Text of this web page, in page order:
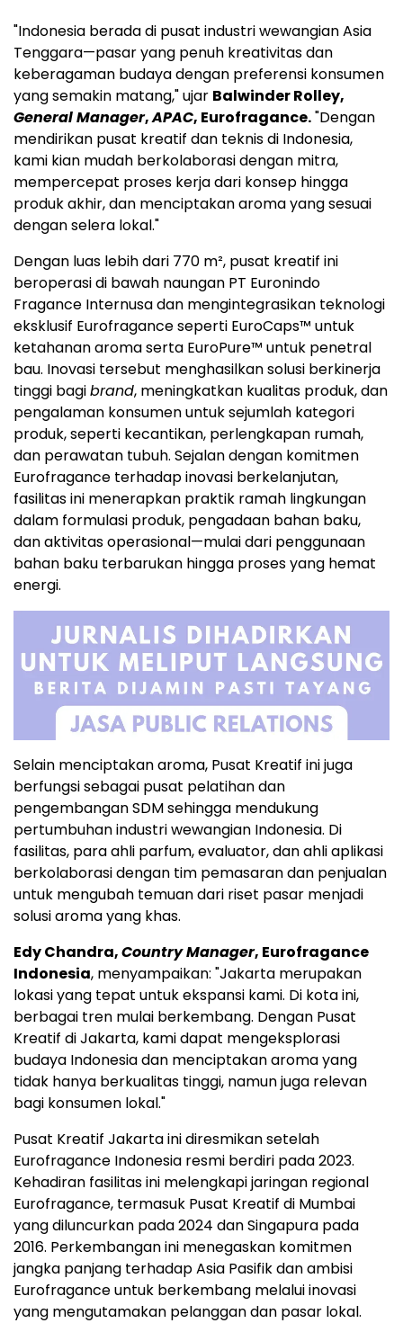
"Indonesia berada di pusat industri wewangian Asia
Tenggara—pasar yang penuh kreativitas dan
keberagaman budaya dengan preferensi konsumen
yang semakin matang," ujar Balwinder Rolley,
General Manager,APAC, Eurofragance."Dengan
mendirikan pusat kreatif dan teknis di Indonesia,
kami kian mudah berkolaborasi dengan mitra,
mempercepat proses kerja dari konsep hingga
produk akhir, dan menciptakan aroma yang sesuai
dengan selera lokal."
Dengan luas lebih dari 770 m², pusat kreatif ini
beroperasi di bawah naungan PT Euronindo
Fragance Internusa dan mengintegrasikan teknologi
eksklusif Eurofragance seperti EuroCaps™ untuk
ketahanan aroma serta EuroPure™ untuk penetral
bau. Inovasi tersebut menghasilkan solusi berkinerja
tinggi bagibrand, meningkatkan kualitas produk, dan
pengalaman konsumen untuk sejumlah kategori
produk, seperti kecantikan, perlengkapan rumah,
dan perawatan tubuh. Sejalan dengan komitmen
Eurofragance terhadap inovasi berkelanjutan,
fasilitas ini menerapkan praktik ramah lingkungan
dalam formulasi produk, pengadaan bahan baku,
dan aktivitas operasional—mulai dari penggunaan
bahan baku terbarukan hingga proses yang hemat
energi.
Selain menciptakan aroma, Pusat Kreatif ini juga
berfungsi sebagai pusat pelatihan dan
pengembangan SDM sehingga mendukung
pertumbuhan industri wewangian Indonesia. Di
fasilitas, para ahli parfum, evaluator, dan ahli aplikasi
berkolaborasi dengan tim pemasaran dan penjualan
untuk mengubah temuan dari riset pasar menjadi
solusi aroma yang khas.
Edy Chandra,Country Manager, Eurofragance
Indonesia, menyampaikan: "Jakarta merupakan
lokasi yang tepat untuk ekspansi kami. Di kota ini,
berbagai tren mulai berkembang. Dengan Pusat
Kreatif diJakarta, kami dapat mengeksplorasi
budaya Indonesiadan menciptakan aroma yang
tidak hanya berkualitas tinggi, namun juga relevan
bagi konsumen lokal."
Pusat Kreatif Jakarta ini diresmikan setelah
Eurofragance Indonesia resmi berdiri pada 2023.
Kehadiran fasilitas ini melengkapi jaringan regional
Eurofragance, termasuk Pusat Kreatif di Mumbai
yang diluncurkan pada 2024 dan Singapura pada
2016. Perkembangan ini menegaskan komitmen
jangka panjang terhadap Asia Pasifik dan ambisi
Eurofragance untuk berkembang melalui inovasi
yang mengutamakan pelanggan dan pasar lokal.